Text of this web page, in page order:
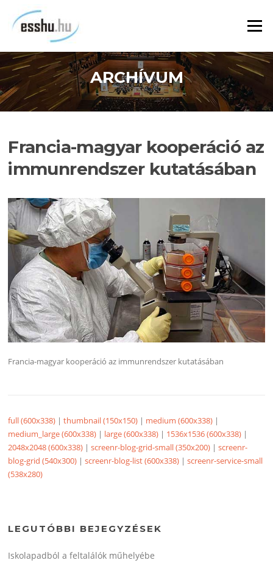
tartalomra
Menü
ARCHÍVUM
Francia-magyar kooperáció az
immunrendszer kutatásában
Francia-magyar kooperáció az immunrendszer kutatásában
full (600x338) |thumbnail (150x150) | medium (600x338) |
medium_large (600x338) | large (600x338) | 1536x1536 (600x338) |
2048x2048 (600x338) |screenr-blog-grid-small (350x200) |screenr-
blog-grid (540x300) |screenr-blog-list (600x338) |screenr-service-small
(538x280)
LEGUTÓBBI BEJEGYZÉSEK
Iskolapadból a feltalálók műhelyébe